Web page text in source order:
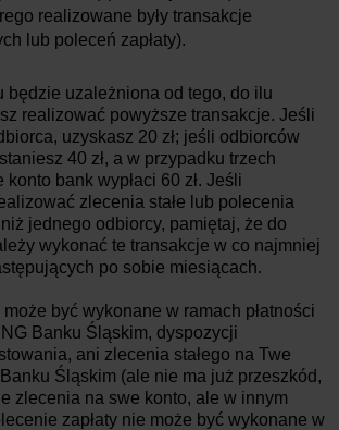
realizowane były transakcje
lub poleceń zapłaty).
będzie uzależniona od tego, do ilu
realizować powyższe transakcje. Jeśli
uzyskasz 20 zł; jeśli odbiorców
40 zł, a w przypadku trzech
bank wypłaci 60 zł. Jeśli
zlecenia stałe lub polecenia
jednego odbiorcy, pamiętaj, że do
wykonać te transakcje w co najmniej
po sobie miesiącach.
być wykonane w ramach płatności
Banku Śląskim, dyspozycji
ani zlecenia stałego na Twe
Śląskim (ale nie ma już przeszkód,
zlecenia na swe konto, ale w innym
zapłaty nie może być wykonane w